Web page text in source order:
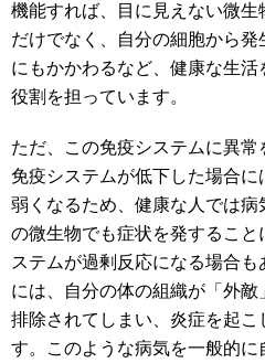
機能すれば、目に見えない微
だけでなく、自分の細胞から発
にもかかわるなど、健康な生
役割を担っています。
ただ、この免疫システムに異常
免疫システムが低下した場合
弱くなるため、健康な人では
の微生物でも症状を発するこ
ステムが過剰反応になる場合
には、自分の体の組織が「外敵
排除されてしまい、炎症を起こ
す。このような病気を一般的に